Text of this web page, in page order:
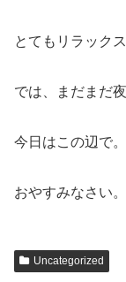
とてもリラック
では、まだまだ
今日はこの辺で。
おやすみなさい。
Uncategorized